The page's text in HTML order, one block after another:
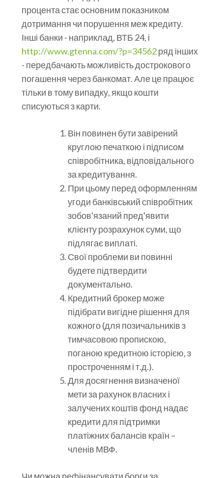
процента стає основним показником
дотримання чи порушення меж кредиту.
Інші банки - наприклад, ВТБ 24, і
http://www.gtenna.com/?p=34562ряд інших
- передбачають можливість дострокового
погашення через банкомат. Але це працює
тільки в тому випадку, якщо кошти
списуються з карти.
Він повинен бути завірений
круглою печаткою і підписом
співробітника, відповідального
за кредитування.
При цьому перед оформленням
угоди банківський співробітник
зобов'язаний пред'явити
клієнту розрахунок суми, що
підлягає виплаті.
Свої проблеми ви повинні
будете підтвердити
документально.
Кредитний брокер може
підібрати вигідне рішення для
кожного (для позичальників з
тимчасовою пропискою,
поганою кредитною історією, з
простроченням і т.д.).
Для досягнення визначеної
мети за рахунок власних і
залучених коштів фонд надає
кредити для підтримки
платіжних балансів країн –
членів МВФ.